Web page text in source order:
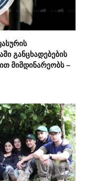
განცხადებების
მიმდინარეობს –